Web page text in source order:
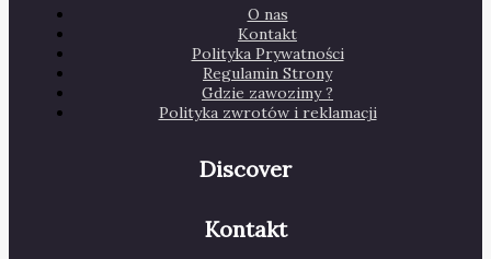
O nas
Kontakt
Polityka Prywatności
Regulamin Strony
Gdzie zawozimy ?
Polityka zwrotów i reklamacji
Discover
Kontakt